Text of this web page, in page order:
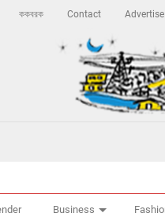
ককবরক Contact Advertise
Business